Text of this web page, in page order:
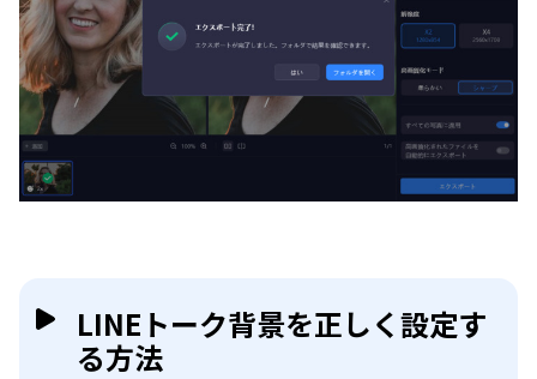
LINEトーク背景を正しく設定す
る方法